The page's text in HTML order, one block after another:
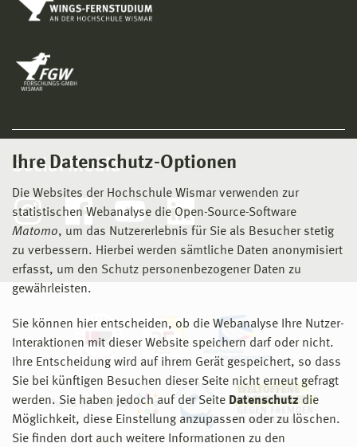
Ihre Datenschutz-Optionen
Die Websites der Hochschule Wismar verwenden zur
statistischen Webanalyse die Open-Source-Software
Matomo, um das Nutzererlebnis für Sie als Besucher stetig
zu verbessern. Hierbei werden sämtliche Daten anonymisiert
erfasst, um den Schutz personenbezogener Daten zu
gewährleisten.
Sie können hier entscheiden, ob die Webanalyse Ihre Nutzer-
Interaktionen mit dieser Website speichern darf oder nicht.
Ihre Entscheidung wird auf ihrem Gerät gespeichert, so dass
Sie bei künftigen Besuchen dieser Seite nicht erneut gefragt
werden. Sie haben jedoch auf der Seite Datenschutz die
Möglichkeit, diese Einstellung anzupassen oder zu löschen.
Sie finden dort auch weitere Informationen zu den
Social Media